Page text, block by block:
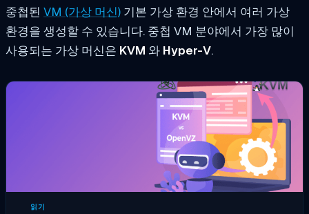
중첩된 VM (가상 머신) 기본 가상 환경 안에서 여러 가상
환경을 생성할 수 있습니다. 중첩 VM 분야에서 가장 많이
사용되는 가상 머신은 KVM 와 Hyper-V.
읽기